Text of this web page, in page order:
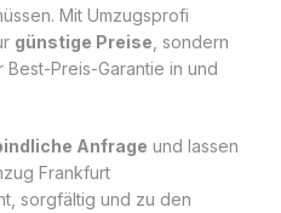
Mit Umzugsprofi
günstige Preise , sondern
Preis-Garantie in und
Anfrage und lassen
Frankfurt
sorgfältig und zu den